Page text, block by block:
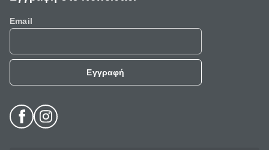
Email
Εγγραφή